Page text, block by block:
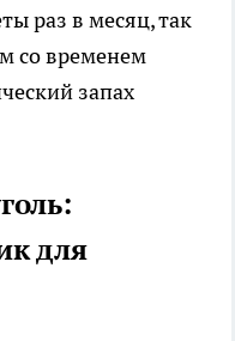
раз в месяц, так
со временем
запах
для